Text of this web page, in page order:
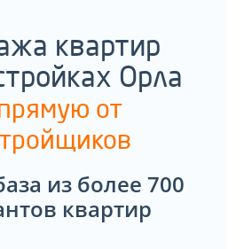
квартир
Орла
от
из более 700
квартир